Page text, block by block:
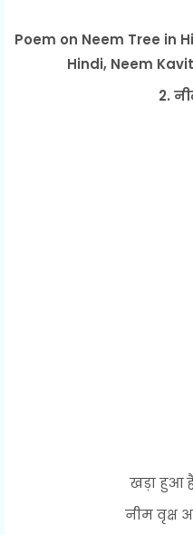
Poem on Neem Tree in
Hindi, Neem
2.
खड़ा हुआ
नीम वृक्ष